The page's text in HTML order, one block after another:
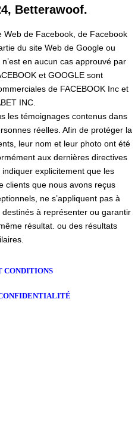
Betterawoof.
de Facebook, de Facebook
du site Web de Google ou
en aucun cas approuvé par
et GOOGLE sont
de FACEBOOK Inc et
INC.
les témoignages contenus dans
réelles. Afin de protéger la
leur nom et leur photo ont été
aux dernières directives
explicitement que les
clients que nous avons reçus
ne s’appliquent pas à
à représenter ou garantir
résultat. ou des résultats
CONDITIONS